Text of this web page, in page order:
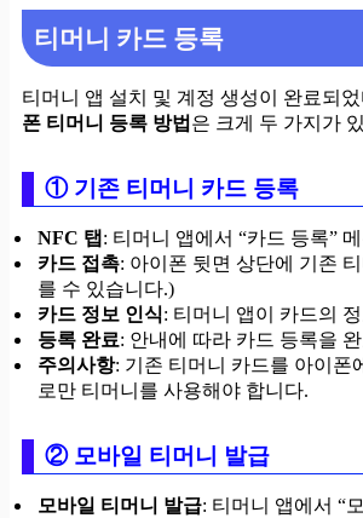
티머니 카드 등록
티머니 앱 설치 및 계정 생성이 완료되
폰 티머니 등록 방법 은 크게 두 가지가
① 기존 티머니 카드 등록
NFC 탭 : 티머니 앱에서 “카드 등록”
카드 접촉: 아이폰 뒷면 상단에 기존
를 수 있습니다.)
카드 정보 인식: 티머니 앱이 카드의
등록 완료: 안내에 따라 카드 등록을
주의사항: 기존 티머니 카드를 아이폰
로만 티머니를 사용해야 합니다.
② 모바일 티머니 발급
모바일 티머니 발급: 티머니 앱에서 “